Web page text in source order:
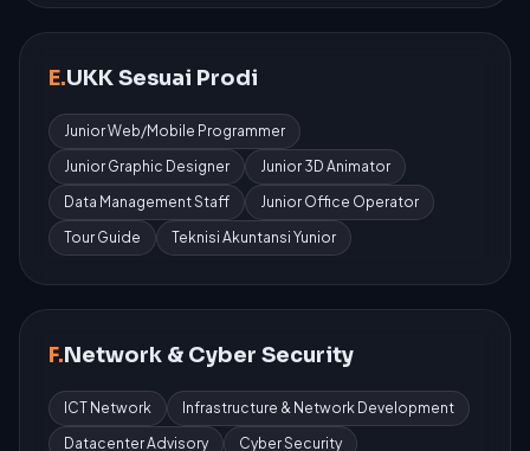
E.UKK Sesuai Prodi
Junior Web/Mobile Programmer
Junior Graphic Designer
Junior 3D Animator
Data Management Staff
Junior Office Operator
Tour Guide
Teknisi Akuntansi Yunior
F.Network & Cyber Security
ICT Network
Infrastructure & Network Development
Datacenter Advisory
Cyber Security